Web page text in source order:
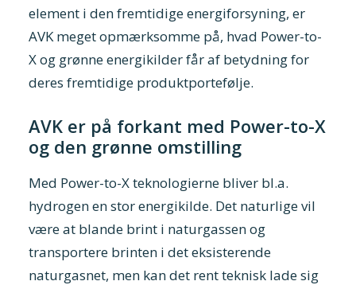
element i den fremtidige energiforsyning, er
AVK meget opmærksomme på, hvad Power-to-
X og grønne energikilder får af betydning for
deres fremtidige produktportefølje.
AVK er på forkant med Power-to-X
og den grønne omstilling
Med Power-to-X teknologierne bliver bl.a.
hydrogen en stor energikilde. Det naturlige vil
være at blande brint i naturgassen og
transportere brinten i det eksisterende
naturgasnet, men kan det rent teknisk lade sig